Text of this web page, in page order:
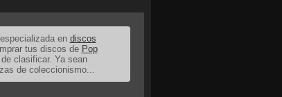
en discos
tus discos de Pop
clasificar. Ya sean
de coleccionismo...